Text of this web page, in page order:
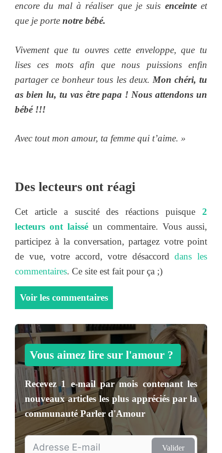
encore du mal à réaliser que je suis enceinteet
que je porte notre bébé.
Vivement que tu ouvres cette enveloppe, que tu
lises ces mots afin que nous puissions enfin
partager ce bonheur tous les deux. Mon chéri, tu
as bien lu, tu vas être papa ! Nous attendons un
bébé !!!
Avec tout mon amour, ta femme qui t’aime. »
Des lecteurs ont réagi
Cet article a suscité des réactions puisque 2
lecteurs ont laissé un commentaire. Vous aussi,
participez à la conversation, partagez votre point
de vue, votre accord, votre désaccorddans les
commentaires. Ce site est fait pour ça ;)
Voir les commentaires
Vous aimez lire sur l'amour ?
Recevez1 e-mail par mois contenant les
nouveaux articles les plus appréciés par la
communautéParler d'Amour
Valider